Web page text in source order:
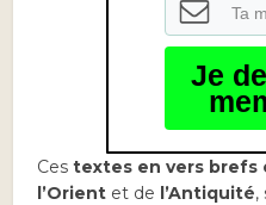
Je
Cestextes en vers brefs
l’Orient et de l’Antiquité,